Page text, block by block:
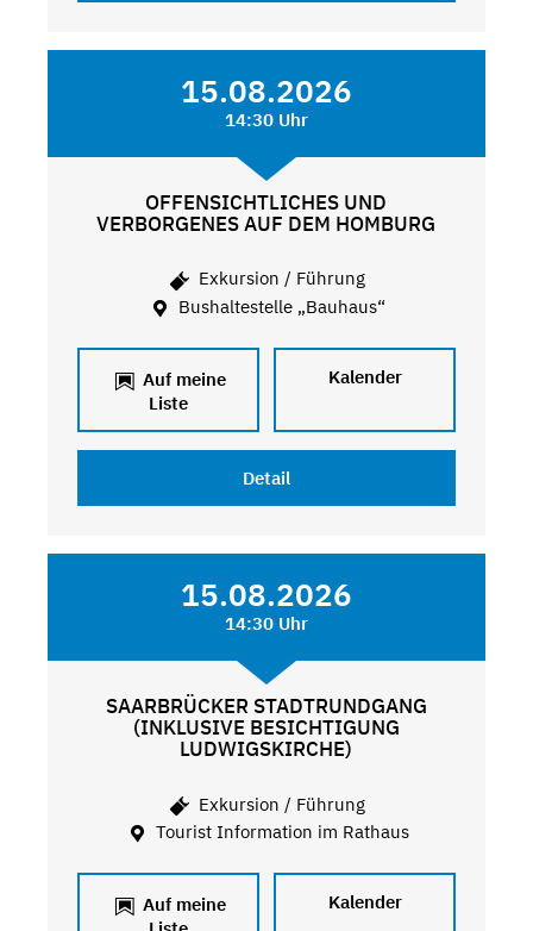
15.08.2026
14:30 Uhr
OFFENSICHTLICHES UND
VERBORGENES AUF DEM HOMBURG
Exkursion / Führung
Bushaltestelle „Bauhaus“
Auf meine
Liste
Kalender
Detail
15.08.2026
14:30 Uhr
SAARBRÜCKER STADTRUNDGANG
(INKLUSIVE BESICHTIGUNG
LUDWIGSKIRCHE)
Exkursion / Führung
Tourist Information im Rathaus
Auf meine
Kalender